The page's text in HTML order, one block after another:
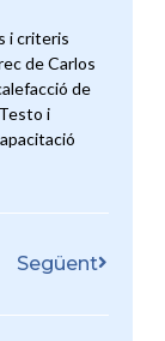
i criteris
de Carlos
de
i
Següent